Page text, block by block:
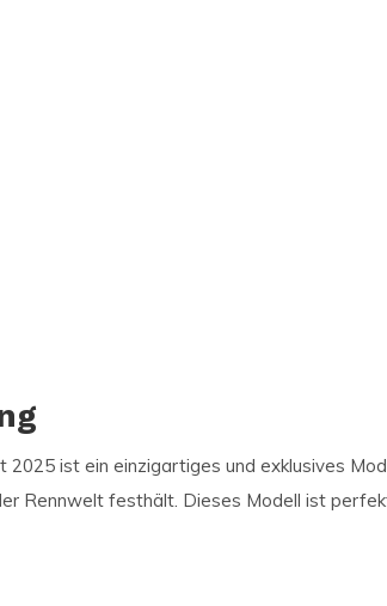
ist ein einzigartiges und exklusives
Rennwelt festhält. Dieses Modell ist